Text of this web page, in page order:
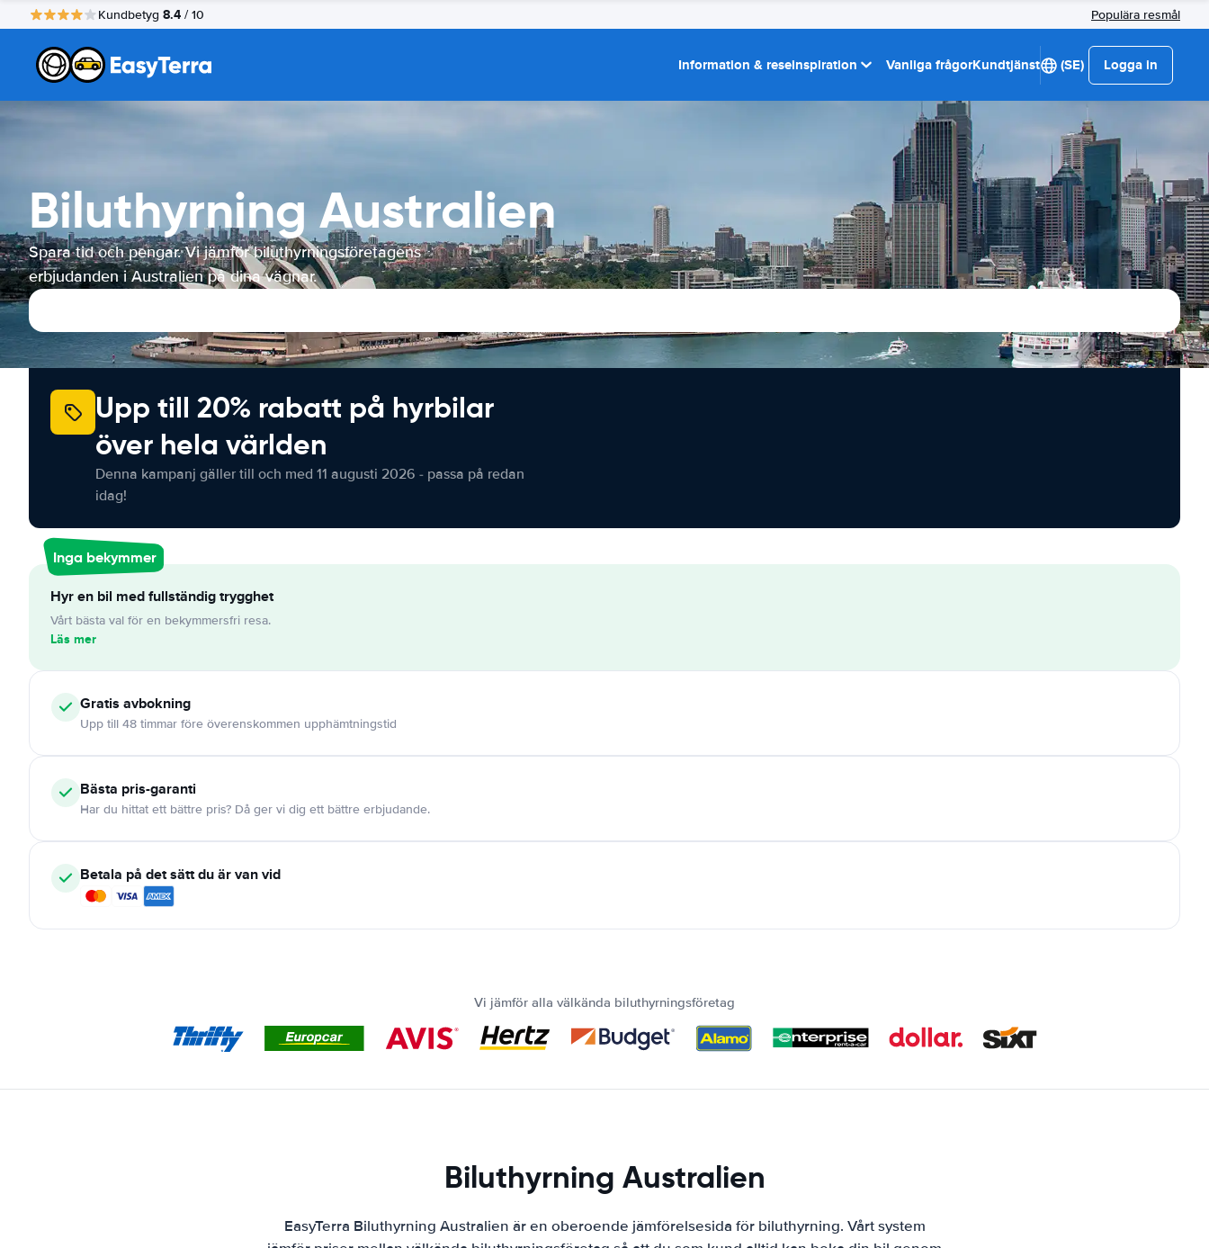
Kundbetyg 8.4 / 10 Populära resmål
Information & reseinspiration Vanliga frågorKundtjänst (SE) Logga in
Biluthyrning Australien
Spara tid och pengar. Vi jämför biluthyrningsföretagens
erbjudanden i Australien på dina vägnar.
Upp till 20% rabatt på hyrbilar
över hela världen
Denna kampanj gäller till och med 11 augusti 2026 - passa på redan
idag!
Inga bekymmer
Hyr en bil med fullständig trygghet
Vårt bästa val för en bekymmersfri resa.
Läs mer
Gratis avbokning
Upp till 48 timmar före överenskommen upphämtningstid
Bästa pris-garanti
Har du hittat ett bättre pris? Då ger vi dig ett bättre erbjudande.
Betala på det sätt du är van vid
Vi jämför alla välkända biluthyrningsföretag
Biluthyrning Australien
EasyTerra Biluthyrning Australien är en oberoende jämförelsesida för biluthyrning. Vårt system